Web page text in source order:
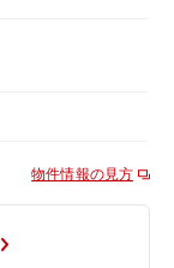
物件情報の見方